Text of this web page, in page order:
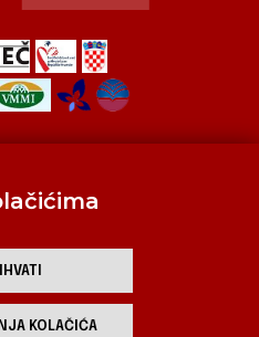
scena
Hrvata
KOLAČIĆA